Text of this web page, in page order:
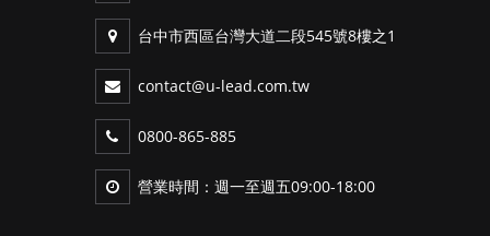
台中市西區台灣大道二段545號8樓之1
contact@u-lead.com.tw
0800-865-885
營業時間：週一至週五09:00-18:00